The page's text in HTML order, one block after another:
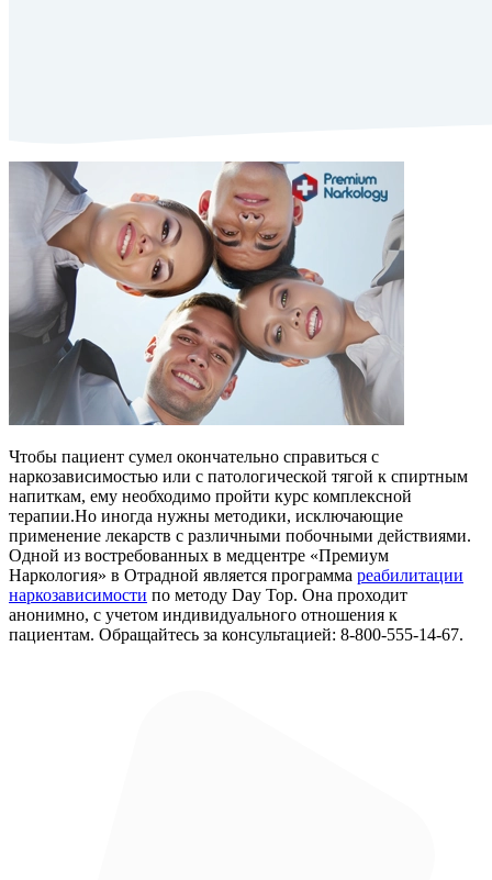
Чтобы пациент сумел окончательно справиться c
наркозависимостью или с патологической тягой к спиртным
напиткам, ему необходимо пройти курс комплексной
терапии.Но иногда нужны методики, исключающие
применение лекарств с различными побочными действиями.
Одной из востребованных в медцентре «Премиум
Наркология» в Отрадной является программа реабилитации
наркозависимости по методу Day Top. Она проходит
анонимно, с учетом индивидуального отношения к
пациентам. Обращайтесь за консультацией: 8-800-555-14-67.